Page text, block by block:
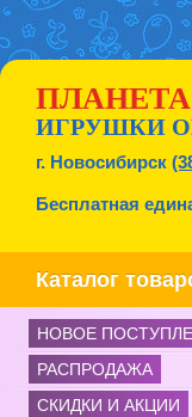
ИГРУШКИ
г. Новосибирск
Бесплатная
Каталог
НОВОЕ
РАСПРОДАЖА
СКИДКИ И АКЦИИ